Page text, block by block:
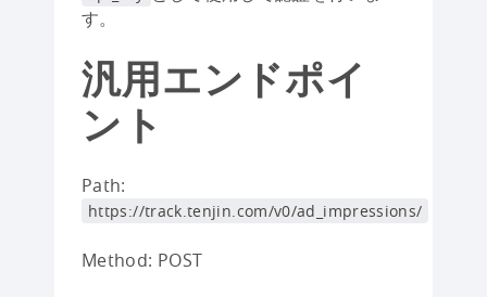
す。
汎用エンドポイ
ント
Path:
https://track.tenjin.com/v0/ad_impressions/
Method: POST